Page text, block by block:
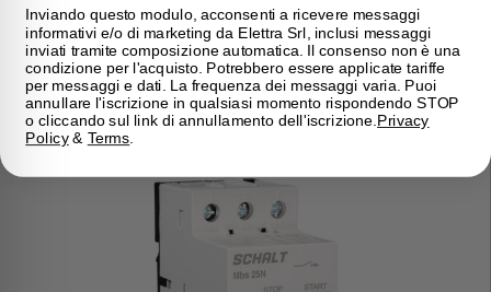
Inviando questo modulo, acconsenti a ricevere messaggi
informativi e/o di marketing da Elettra Srl, inclusi messaggi
inviati tramite composizione automatica. Il consenso non è una
condizione per l'acquisto. Potrebbero essere applicate tariffe
per messaggi e dati. La frequenza dei messaggi varia. Puoi
annullare l'iscrizione in qualsiasi momento rispondendo STOP
o cliccando sul link di annullamento dell'iscrizione. Privacy
Policy& Terms